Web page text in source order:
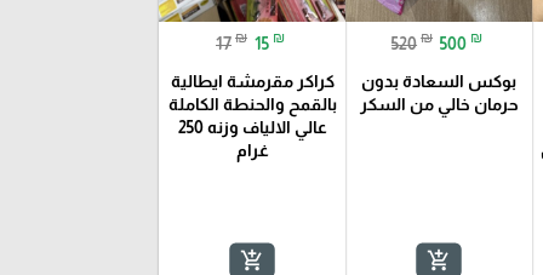
520 ₪ 500 ₪
بوكس السعادة بدون
حرمان خالي من السكر
add_shopping_cart
17 ₪ 15 ₪
كراكر مقرمشة ايطالية
بالقمح والحنطة الكاملة
عالي الالياف وزنه 250
غرام
add_shopping_cart